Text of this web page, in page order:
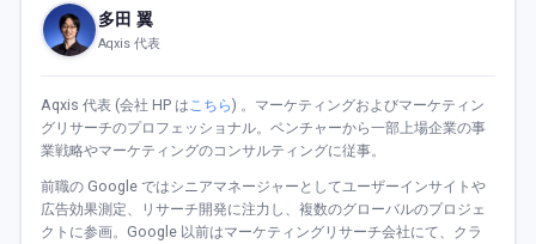
多田 翼
Aqxis 代表
Aqxis 代表 (会社 HP はこちら) 。マーケティングおよびマーケティン
グリサーチのプロフェッショナル。ベンチャーから一部上場企業の事
業戦略やマーケティングのコンサルティングに従事。
前職の Google ではシニアマネージャーとしてユーザーインサイトや
広告効果測定、リサーチ開発に注力し、複数のグローバルのプロジェ
クトに参画。Google 以前はマーケティングリサーチ会社にて、クラ